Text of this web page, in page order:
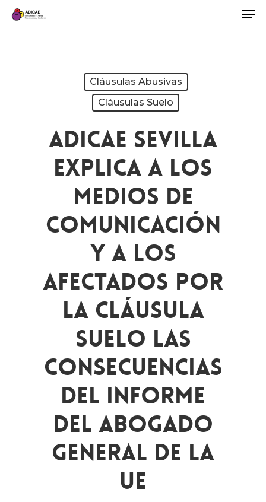
Cláusulas Abusivas
Cláusulas Suelo
ADICAE Sevilla
Explica A Los
Medios De
Comunicación
Y A Los
Afectados Por
La Cláusula
Suelo Las
Consecuencias
Del Informe
Del Abogado
General De La
UE